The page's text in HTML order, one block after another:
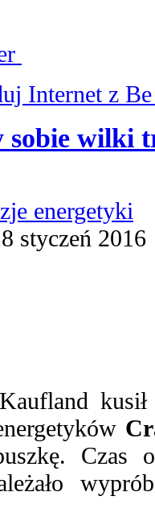
Internet z
sobie wilki
energetyki
styczeń 2016
Czas